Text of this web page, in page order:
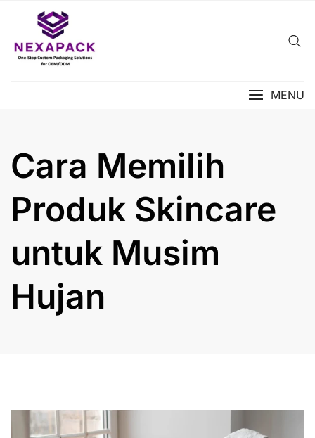
content
MENU
Cara Memilih
Produk Skincare
untuk Musim
Hujan